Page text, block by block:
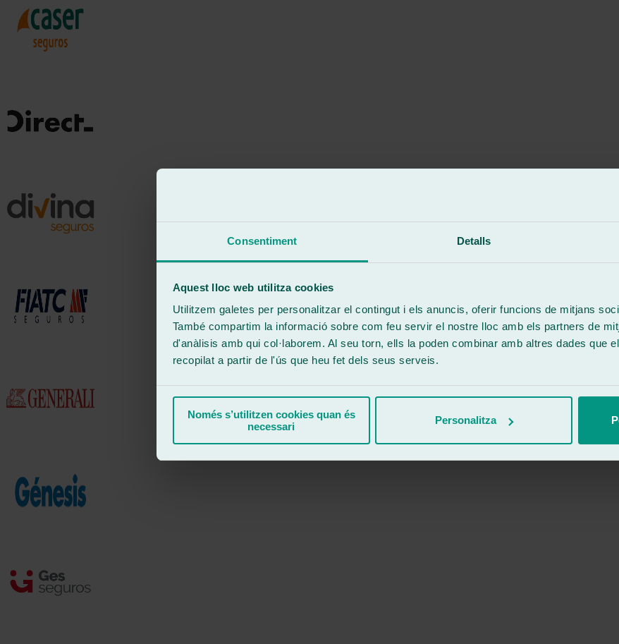
Consentiment Detalls
Aquest lloc web utilitza cookies
Utilitzem galetes per personalitzar el contingut i els anuncis, oferir funcions de mitjans
També compartim la informació sobre com feu servir el nostre lloc amb els partners de
d'anàlisis amb qui col·laborem. Al seu torn, ells la poden combinar amb altres dades que
recopilat a partir de l'ús que heu fet dels seus serveis.
Només s’utilitzen cookies quan és
necessari
Personalitza